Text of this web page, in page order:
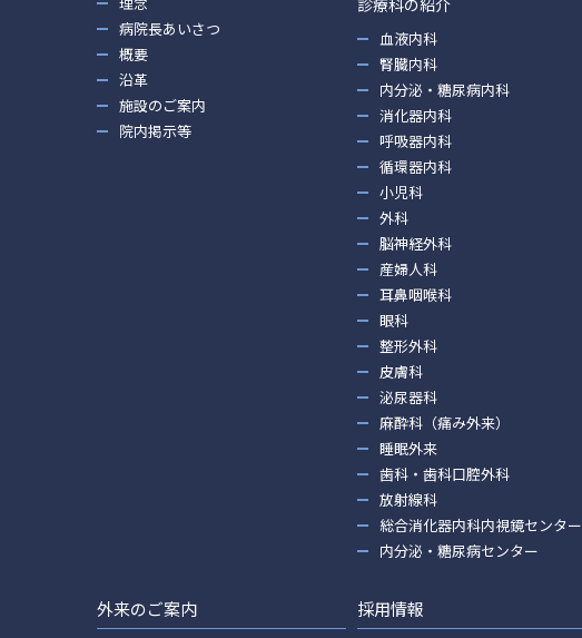
病院長あいさつ
概要
沿革
施設のご案内
院内掲示等
血液内科
腎臓内科
内分泌・糖尿病内科
消化器内科
呼吸器内科
循環器内科
小児科
外科
脳神経外科
産婦人科
耳鼻咽喉科
眼科
整形外科
皮膚科
泌尿器科
麻酔科（痛み外来）
睡眠外来
歯科・歯科口腔外科
放射線科
総合消化器内科内視鏡センター
内分泌・糖尿病センター
外来のご案内
採用情報